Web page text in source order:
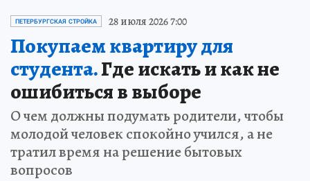
ПЕТЕРБУРГСКАЯ СТРОЙКА 28 июля 2026 7:00
Покупаем квартиру для
студента.Где искать и как не
ошибиться в выборе
О чем должны подумать родители, чтобы
молодой человек спокойно учился, а не
тратил время на решение бытовых
вопросов